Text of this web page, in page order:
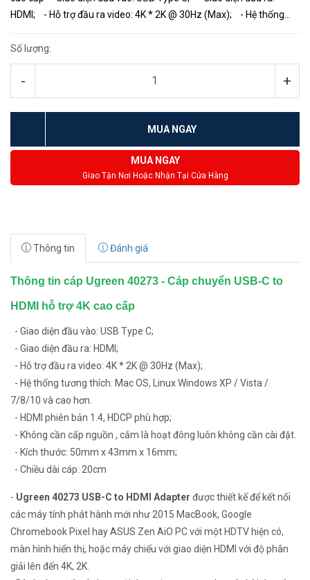
HDMI; - Hỗ trợ đầu ra video: 4K * 2K @ 30Hz (Max); - Hệ thống
Số lượng:
- +
MUA NGAY
MUA NGAY
Giao Tận Nơi Hoặc Nhận Tại Cửa Hàng
Thông tin Đánh giá
Thông tin cáp Ugreen 40273 - Cáp chuyển USB-C to
HDMI hỗ trợ 4K cao cấp
- Giao diện đầu vào: USB Type C;
- Giao diện đầu ra: HDMI;
- Hỗ trợ đầu ra video: 4K * 2K @ 30Hz (Max);
- Hệ thống tương thích: Mac OS, Linux Windows XP / Vista /
7/8/10 và cao hơn.
- HDMI phiên bản 1.4, HDCP phù hợp;
- Không cần cấp nguồn , cắm là hoạt đông luôn không cần cài đặt.
- Kích thước: 50mm x 43mm x 16mm;
- Chiều dài cáp: 20cm
- Ugreen 40273 USB-C to HDMI Adapter được thiết kế để kết nối
các máy tính phát hành mới như 2015 MacBook, Google
Chromebook Pixel hay ASUS Zen AiO PC với một HDTV hiện có,
màn hình hiển thị, hoặc máy chiếu với giao diện HDMI với độ phân
giải lên đến 4K, 2K.